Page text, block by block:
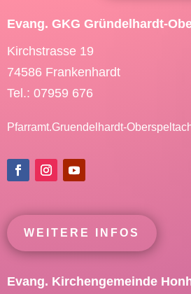
Evang. GKG Gründelhardt-
Kirchstrasse 19
74586 Frankenhardt
Tel.: 07959 676
Pfarramt.Gruendelhardt-
WEITERE INFOS
Evang. Kirchengemeinde